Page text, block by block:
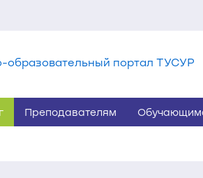
образовательный портал ТУСУР
Преподавателям